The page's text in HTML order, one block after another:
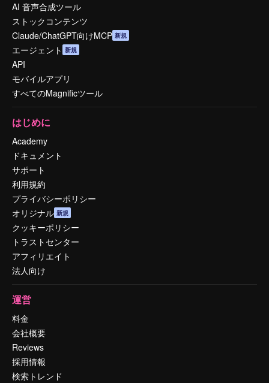
AI 音声合成ツール
ストックコンテンツ
Claude/ChatGPT向けMCP 新規
エージェント 新規
API
モバイルアプリ
すべてのMagnificツール
はじめに
Academy
ドキュメント
サポート
利用規約
プライバシーポリシー
オリジナル 新規
クッキーポリシー
トラストセンター
アフィリエイト
法人向け
運営
料金
会社概要
Reviews
採用情報
検索トレンド